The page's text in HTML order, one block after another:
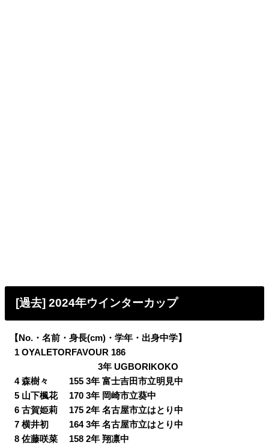
[過去] 2024年ウインターカップ
【No.・名前・身長(cm)・学年・出身中学】
1 OYALETORFAVOUR 186
3年 UGBORIKOKO
04 森樹々 155 3年 富士吉田市立明見中
05 山下楓花 170 3年 岡崎市立葵中
06 古賀姫莉 175 2年 名古屋市立はとり中
07 横井初 164 3年 名古屋市立はとり中
08 佐藤咲菜 158 2年 翔凛中